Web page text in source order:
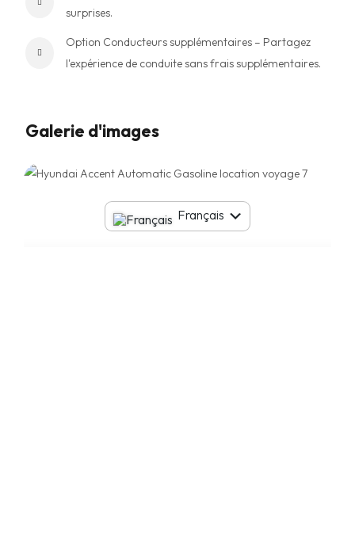
surprises.
Option Conducteurs supplémentaires – Partagez
l'expérience de conduite sans frais supplémentaires.
Galerie d'images
English
Français